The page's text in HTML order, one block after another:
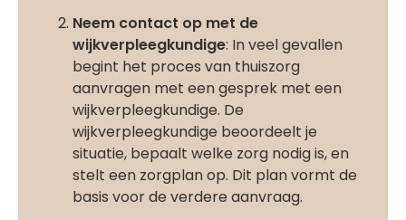
Neem contact op met de
wijkverpleegkundige: In veel gevallen
begint het proces van thuiszorg
aanvragen met een gesprek met een
wijkverpleegkundige. De
wijkverpleegkundige beoordeelt je
situatie, bepaalt welke zorg nodig is, en
stelt een zorgplan op. Dit plan vormt de
basis voor de verdere aanvraag.